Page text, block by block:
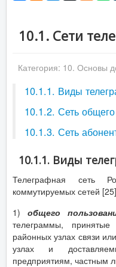
10.1. Сети
Категория: 10. Основы
10.1.1. Виды
10.1.2. Сеть
10.1.3. Сеть
10.1.1. Виды
Телеграфная сеть
коммутируемых сетей
1)общего
телеграммы, принятые
районных узлах связи
узлах и
предприятиям, частным